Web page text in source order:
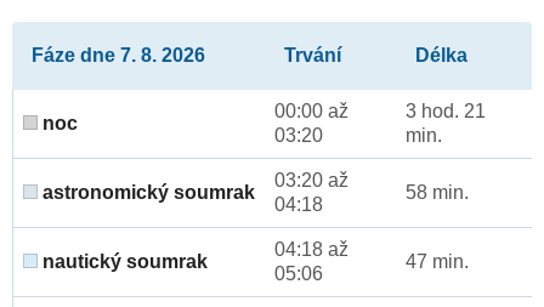
Fáze dne 7. 8. 2026 Trvání Délka
noc
00:00 až
03:20
3 hod. 21
min.
astronomický soumrak
03:20 až
04:18
58 min.
nautický soumrak
04:18 až
05:06
47 min.